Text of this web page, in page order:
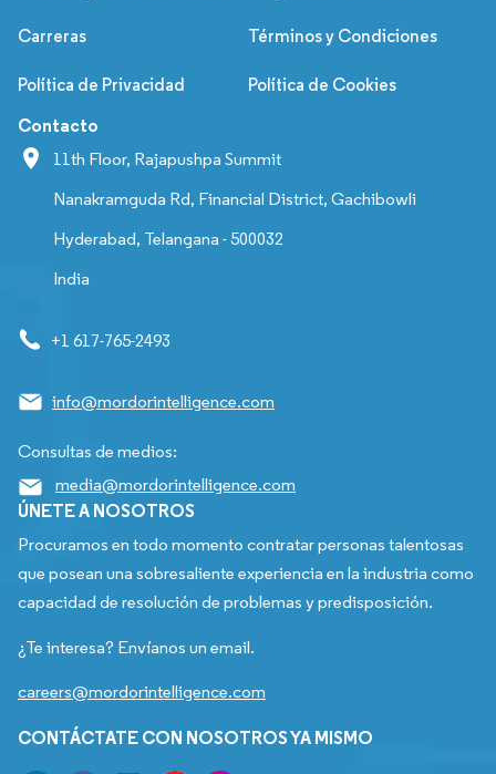
Carreras Términos y Condiciones
Política de Privacidad Política de Cookies
Contacto
11th Floor, Rajapushpa Summit
Nanakramguda Rd, Financial District, Gachibowli
Hyderabad, Telangana - 500032
India
+1 617-765-2493
info@mordorintelligence.com
Consultas de medios:
media@mordorintelligence.com
ÚNETE A NOSOTROS
Procuramos en todo momento contratar personas talentosas
que posean una sobresaliente experiencia en la industria como
capacidad de resolución de problemas y predisposición.
¿Te interesa? Envíanos un email.
careers@mordorintelligence.com
CONTÁCTATE CON NOSOTROS YA MISMO